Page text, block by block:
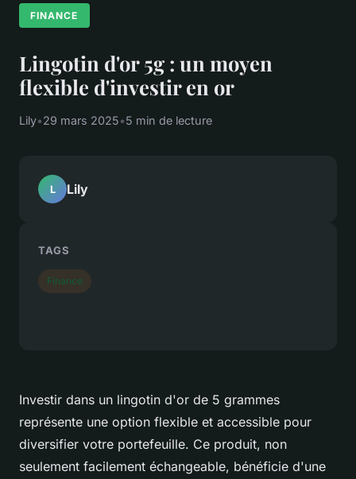
FINANCE
Lingotin d'or 5g : un moyen
flexible d'investir en or
Lily•29 mars 2025•5 min de lecture
Investir dans un lingotin d'or de 5 grammes
représente une option flexible et accessible pour
diversifier votre portefeuille. Ce produit, non
seulement facilement échangeable, bénéficie d'une
L Lily
TAGS
Finance